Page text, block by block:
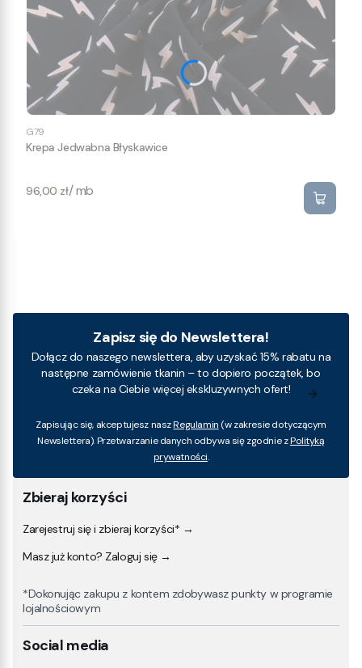
G79
Krepa Jedwabna Błyskawice
Cena
96,00 zł/ mb
Zbieraj korzyści
Zarejestruj się i zbieraj korzyści* →
Masz już konto? Zaloguj się →
*Dokonując zakupu z kontem zdobywasz punkty w programie
lojalnościowym
Social media
Zapisz się do Newslettera!
Dołącz do naszego newslettera, aby uzyskać 15% rabatu na
następne zamówienie tkanin – to dopiero początek, bo
czeka na Ciebie więcej ekskluzywnych ofert!
Zapisując się, akceptujesz naszRegulamin (w zakresie dotyczącym
Newslettera). Przetwarzanie danych odbywa się zgodnie zPolityką
prywatności.